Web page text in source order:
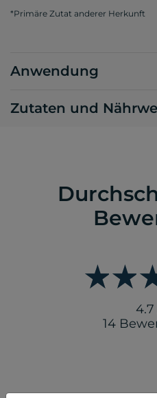
*Primäre Zutat anderer Herkunft
Anwendung
Zutaten und
4.7
14